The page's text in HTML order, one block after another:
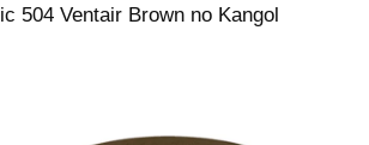
504 Ventair Brown no Kangol